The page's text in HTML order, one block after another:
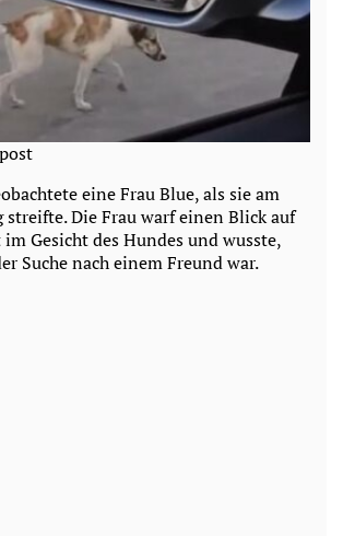
eine Frau Blue, als sie am
streifte. Die Frau warf einen Blick auf
Gesicht des Hundes und wusste,
Suche nach einem Freund war.